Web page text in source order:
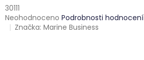
30111
Průměrné
hodnocení
Neohodnoceno Podrobnosti hodnocení
Značka:Marine Business